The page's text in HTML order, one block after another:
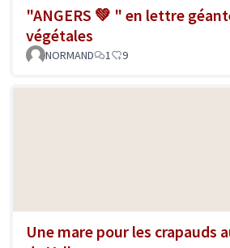
"ANGERS 💚 " en lettre
végétales
NORMAND 1 9
Une mare pour les crapauds